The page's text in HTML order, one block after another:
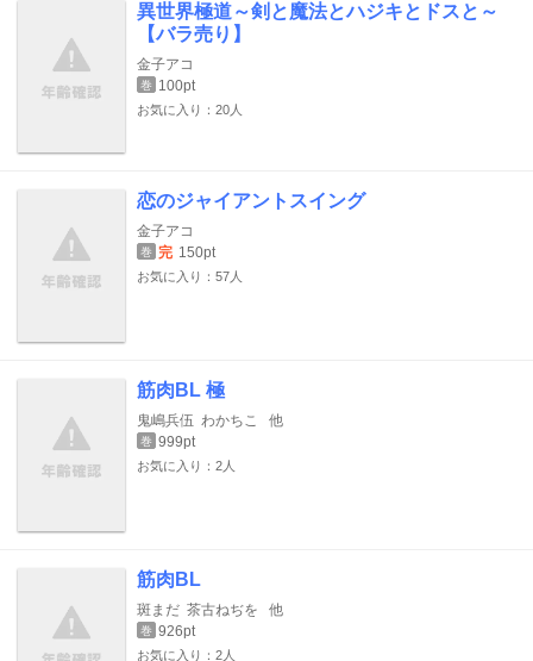
異世界極道～剣と魔法とハジキとドスと～
【バラ売り】
金子アコ
巻 100pt
お気に入り：20人
恋のジャイアントスイング
金子アコ
巻 完 150pt
お気に入り：57人
筋肉BL 極
鬼嶋兵伍 わかちこ 他
巻 999pt
お気に入り：2人
筋肉BL
斑まだ 茶古ねぢを 他
巻 926pt
お気に入り：2人